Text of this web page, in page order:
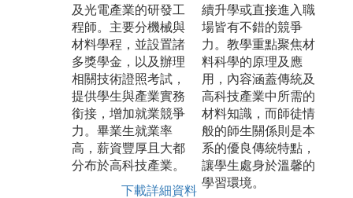
及光電產業的研發工
程師。主要分機械與
材料學程，並設置諸
多獎學金，以及辦理
相關技術證照考試，
提供學生與產業實務
銜接，增加就業競爭
力。畢業生就業率
高，薪資豐厚且大都
分布於高科技產業。
下載詳細資料
續升學或直接進入職
場皆有不錯的競爭
力。教學重點聚焦材
料科學的原理及應
用，內容涵蓋傳統及
高科技產業中所需的
材料知識，而師徒情
般的師生關係則是本
系的優良傳統特點，
讓學生處身於溫馨的
學習環境。